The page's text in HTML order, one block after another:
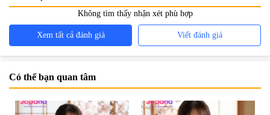
Không tìm thấy nhận xét phù hợp
Xem tất cả đánh giá Viết đánh giá
Có thể bạn quan tâm